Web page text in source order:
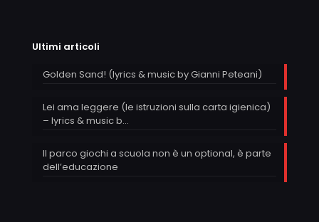
Ultimi articoli
Golden Sand! (lyrics & music by Gianni Peteani)
Lei ama leggere (le istruzioni sulla carta igienica)
– lyrics & music b…
Il parco giochi a scuola non è un optional, è parte
dell’educazione